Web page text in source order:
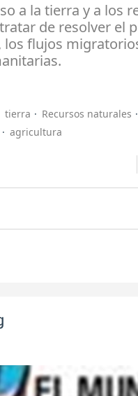
a la tierra y a los
de resolver el
flujos
tierra
Recursos naturales
agricultura